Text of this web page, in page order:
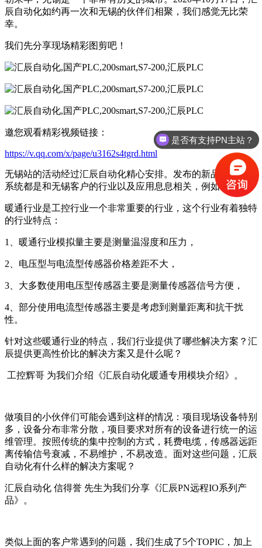
辰自动化如约再一次和无锡的伙伴们相聚，我们感觉无比荣
幸。
我们先分享现场精彩图剪吧！
邀您观看精彩视频链接：
https://v.qq.com/x/page/u3162s4tgrd.html
无锡站的活动经过汇辰自动化精心安排。发布的新品和展示的
系统都是和无锡客户的行业以及应用息息相关，例如：
暖通行业是工控行业一个非常重要的行业，这个行业有着独特
的行业特点：
1、暖通行业模拟量主要是测量温湿度和压力，
2、电压型与电流型传感器价格差距不大，
3、大多数使用电压型传感器主要是测量传感器信号方便，
4、部分使用电流型传感器主要是考虑到测量距离和抗干扰
性。
针对这些暖通行业的特点，我们行业提供了哪些解决方案？汇
辰提供更高性价比的解决方案又是什么呢？
工控辉哥 为我们介绍《汇辰自动化暖通专用模块介绍》。
做项目的小伙伴们可能会遇到这样的情况：项目现场设备特别
多，设备分布非常分散，项目要求对所有的设备进行统一的运
维管理。按照传统的集中控制的方式，耗费电缆，传感器远距
离传输信号衰减，不易维护，不易改造。面对这些问题，汇辰
自动化有什么样的解决方案呢？
汇辰自动化 信得誉 先生为我们分享《汇辰PN远程IO系列产
品》。
类似上面的客户常遇到的问题，我们生成了5个TOPIC，加上
是否有支持PN主站？